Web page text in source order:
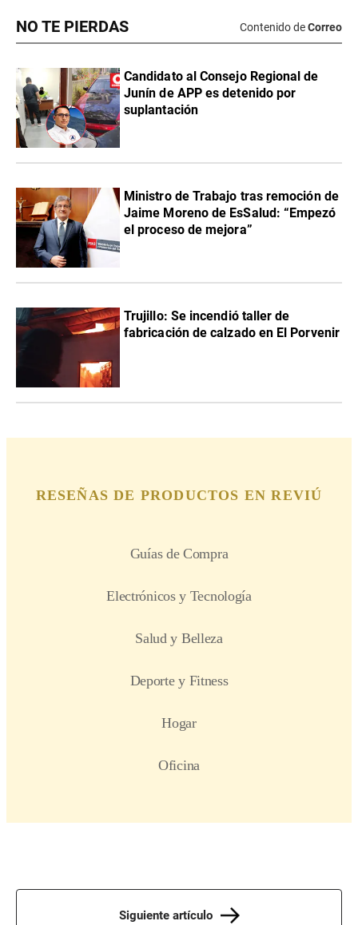
NO TE PIERDAS Contenido deCorreo
Candidato al Consejo Regional de
Junín de APP es detenido por
suplantación
Ministro de Trabajo tras remoción de
Jaime Moreno de EsSalud: “Empezó
el proceso de mejora”
Trujillo: Se incendió taller de
fabricación de calzado en El Porvenir
Siguiente artículo